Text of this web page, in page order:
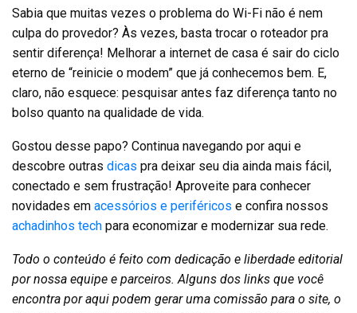
Sabia que muitas vezes o problema do Wi-Fi não é nem
culpa do provedor? Às vezes, basta trocar o roteador pra
sentir diferença! Melhorar a internet de casa é sair do ciclo
eterno de “reinicie o modem” que já conhecemos bem. E,
claro, não esquece: pesquisar antes faz diferença tanto no
bolso quanto na qualidade de vida.
Gostou desse papo? Continua navegando por aqui e
descobre outras dicas pra deixar seu dia ainda mais fácil,
conectado e sem frustração! Aproveite para conhecer
novidades em acessórios e periféricos e confira nossos
achadinhos tech para economizar e modernizar sua rede.
Todo o conteúdo é feito com dedicação e liberdade editorial
por nossa equipe e parceiros. Alguns dos links que você
encontra por aqui podem gerar uma comissão para o site, o